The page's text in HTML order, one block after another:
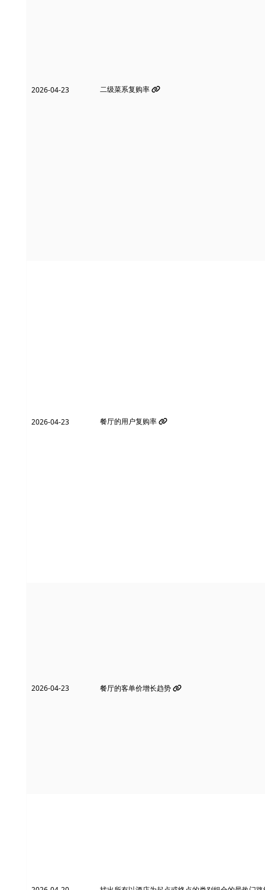
2026-04-23 二级菜系复购率
2026-04-23 餐厅的用户复购率
2026-04-23 餐厅的客单价增长趋势